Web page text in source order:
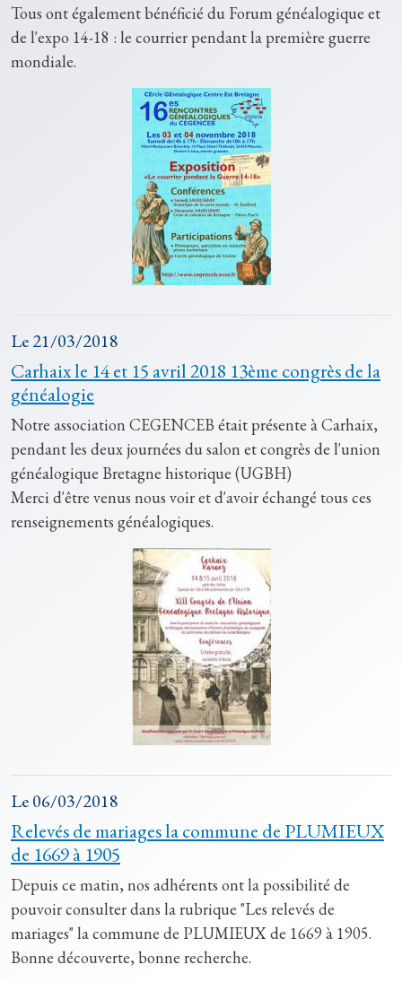
Tous ont également bénéficié du Forum généalogique et
de l'expo 14-18 : le courrier pendant la première guerre
mondiale.
Le21/03/2018
Carhaix le 14 et 15 avril 2018 13ème congrès de la
généalogie
Notre association CEGENCEB était présente à Carhaix,
pendant les deux journées du salon et congrès de l'union
généalogique Bretagne historique (UGBH)
Merci d'être venus nous voir et d'avoir échangé tous ces
renseignements généalogiques.
Le06/03/2018
Relevés de mariages la commune de PLUMIEUX
de 1669 à 1905
Depuis ce matin, nos adhérents ont la possibilité de
pouvoir consulter dans la rubrique "Les relevés de
mariages" la commune de PLUMIEUX de 1669 à 1905.
Bonne découverte, bonne recherche.